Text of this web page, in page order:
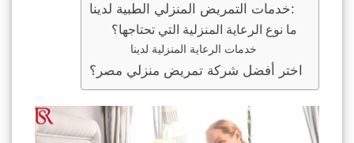
خدمات التمريض المنزلي الطبية لدينا:
ما نوع الرعاية المنزلية التي تحتاجها؟
خدمات الرعاية المنزلية لدينا
اختر أفضل شركة تمريض منزلي مصر؟